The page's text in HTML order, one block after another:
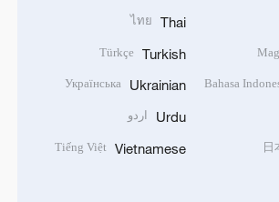
Bahasa
日
Thai
ไทย
Turkish
Türkçe
Ukrainian
Українська
Urdu اردو
Vietnamese
Tiếng Việt